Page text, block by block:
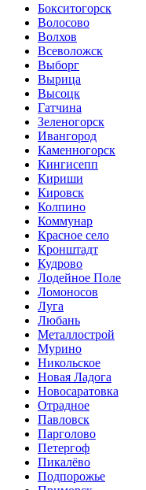
Бокситогорск
Волосово
Волхов
Всеволожск
Выборг
Вырица
Высоцк
Гатчина
Зеленогорск
Ивангород
Каменногорск
Кингисепп
Кириши
Кировск
Колпино
Коммунар
Красное село
Кронштадт
Кудрово
Лодейное Поле
Ломоносов
Луга
Любань
Металлострой
Мурино
Никольское
Новая Ладога
Новосаратовка
Отрадное
Павловск
Парголово
Петергоф
Пикалёво
Подпорожье